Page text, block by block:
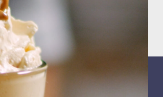
Decora con granella di
pistacchio.